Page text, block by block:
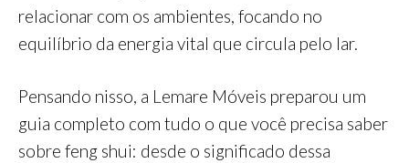
relacionar com os ambientes, focando no
equilíbrio da energia vital que circula pelo lar.
Pensando nisso, a Lemare Móveis preparou um
guia completo com tudo o que você precisa saber
sobre feng shui: desde o significado dessa